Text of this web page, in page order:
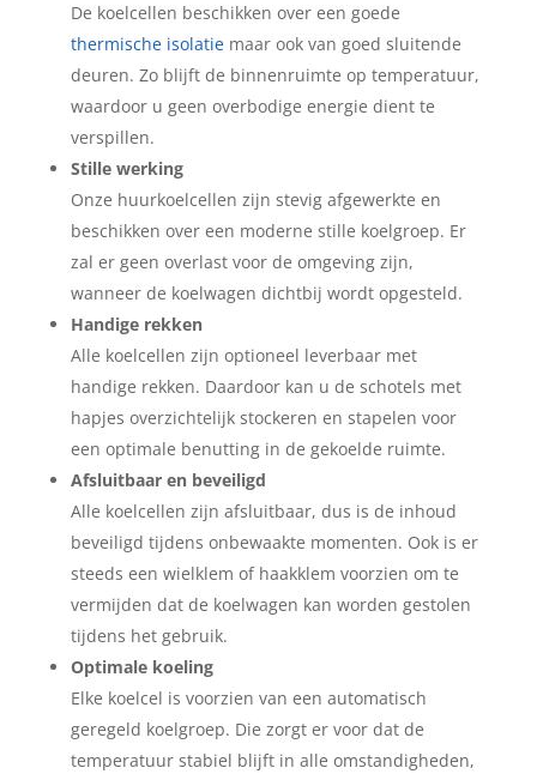
De koelcellen beschikken over een goede
thermische isolatiemaar ook van goed sluitende
deuren. Zo blijft de binnenruimte op temperatuur,
waardoor u geen overbodige energie dient te
verspillen.
Stille werking
Onze huurkoelcellen zijn stevig afgewerkte en
beschikken over een moderne stille koelgroep. Er
zal er geen overlast voor de omgeving zijn,
wanneer de koelwagen dichtbij wordt opgesteld.
Handige rekken
Alle koelcellen zijn optioneel leverbaar met
handige rekken. Daardoor kan u de schotels met
hapjes overzichtelijk stockeren en stapelen voor
een optimale benutting in de gekoelde ruimte.
Afsluitbaar en beveiligd
Alle koelcellen zijn afsluitbaar, dus is de inhoud
beveiligd tijdens onbewaakte momenten. Ook is er
steeds een wielklem of haakklem voorzien om te
vermijden dat de koelwagen kan worden gestolen
tijdens het gebruik.
Optimale koeling
Elke koelcel is voorzien van een automatisch
geregeld koelgroep. Die zorgt er voor dat de
temperatuur stabiel blijft in alle omstandigheden,